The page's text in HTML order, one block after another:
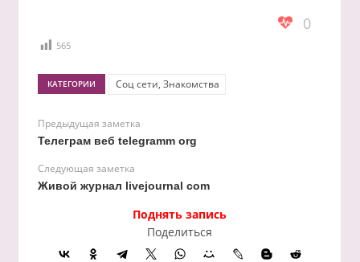
0
565
КАТЕГОРИИ Соц сети, Знакомства
Предыдущая заметка
Телеграм веб telegramm org
Следующая заметка
Живой журнал livejournal com
Поднять запись
Поделиться